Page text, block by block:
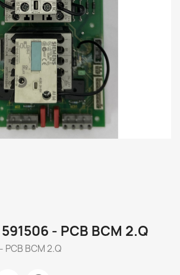
- PCB BCM 2.Q
BCM 2.Q